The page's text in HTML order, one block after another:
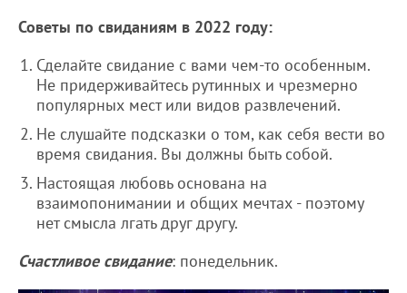
Советы по свиданиям в 2022 году:
Сделайте свидание с вами чем-то особенным.
Не придерживайтесь рутинных и чрезмерно
популярных мест или видов развлечений.
Не слушайте подсказки о том, как себя вести во
время свидания. Вы должны быть собой.
Настоящая любовь основана на
взаимопонимании и общих мечтах - поэтому
нет смысла лгать друг другу.
Счастливое свидание: понедельник.